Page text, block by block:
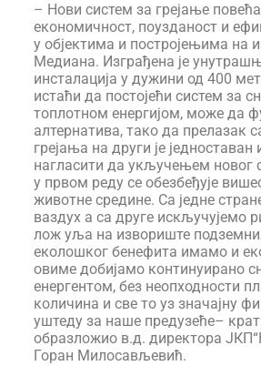
– Нови систем за грејање
економичност, поузданост и
у објектима и постројењима на
Медиана. Изграђена је
инсталација у дужини од 400
истаћи да постојећи систем за
топлотном енергијом, може да
алтернатива, тако да прелазак
грејања на други је једноставан
нагласити да укључењем новог
у првом реду се обезбеђује
животне средине. Са једне
ваздух а са друге искључујемо
лож уља на извориште
еколошког бенефита имамо и
овиме добијамо континуирано
енергентом, без неопходности
количина и све то уз значајну
уштеду за наше предузеће–
образложио в.д. директора
Горан Милосављевић.